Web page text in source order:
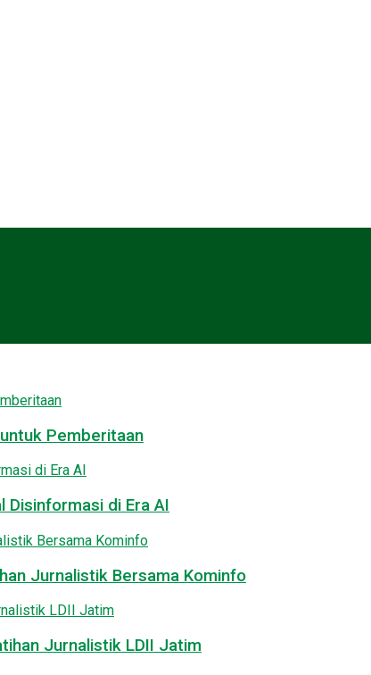
Pemberitaan
Disinformasi di Era AI
Jurnalistik Bersama Kominfo
Jurnalistik LDII Jatim